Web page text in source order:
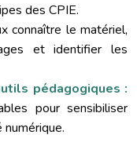
des CPIE.
connaître le matériel,
et identifier les
pédagogiques :
pour sensibiliser